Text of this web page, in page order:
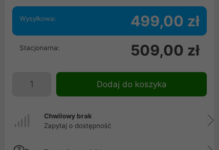
Wysyłkowa: 499,00 zł
Stacjonarna: 509,00 zł
Dodaj do koszyka
Chwilowy brak
Zapytaj o dostępność